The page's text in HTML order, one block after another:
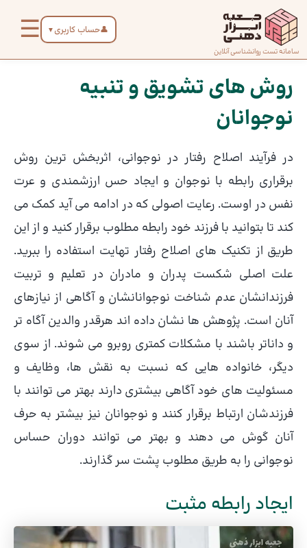
محتوا
سامانه تست روانشناسی آنلاین
👤حساب کاربری ▼
☰
صفحه
اصلی
درباره
تماس
با ما
دسته‌بندی
تست‌ها
روش های تشویق و تنبیه
نوجوانان
در فرآیند اصلاح رفتار در نوجوانی، اثربخش ترین روش
برقراری رابطه با نوجوان و ایجاد حس ارزشمندی و عرت
نفس در اوست. رعایت اصولی که در ادامه می آید کمک می
کند تا بتوانید با فرزند خود رابطه مطلوب برقرار کنید و از این
طریق از تکنیک های اصلاح رفتار تهایت استفاده را ببرید.
علت اصلی شکست پدران و مادران در تعلیم و تربیت
فرزندانشان عدم شناخت نوجوانانشان و آگاهی از نیازهای
آنان است. پژوهش ها نشان داده اند هرقدر والدین آگاه تر
و داناتر باشند با مشکلات کمتری روبرو می شوند. از سوی
دیگر، خانواده هایی که نسبت به نقش ها، وظایف و
مسئولیت های خود آگاهی بیشتری دارند بهتر می توانند با
فرزندشان ارتباط برقرار کنند و نوجوانان نیز بیشتر به حرف
آنان گوش می دهند و بهتر می توانند دوران حساس
نوجوانی را به طریق مطلوب پشت سر گذارند.
ایجاد رابطه مثبت
پیمایش